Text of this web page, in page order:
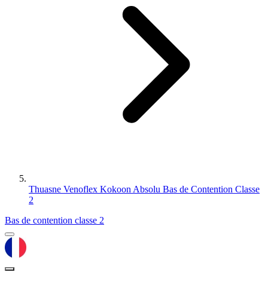
Thuasne Venoflex Kokoon Absolu Bas de Contention Classe
2
Bas de contention classe 2